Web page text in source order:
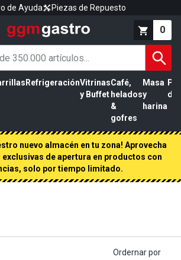
de Ayuda Piezas de Repuesto
0
RefrigeraciónVitrinas
y Buffet
Café,
helados
&
gofres
Masa
y
harina
de
nuevo almacén en tu zona! Aprovecha
de apertura en productos con
solo por tiempo limitado.
Ordernar por